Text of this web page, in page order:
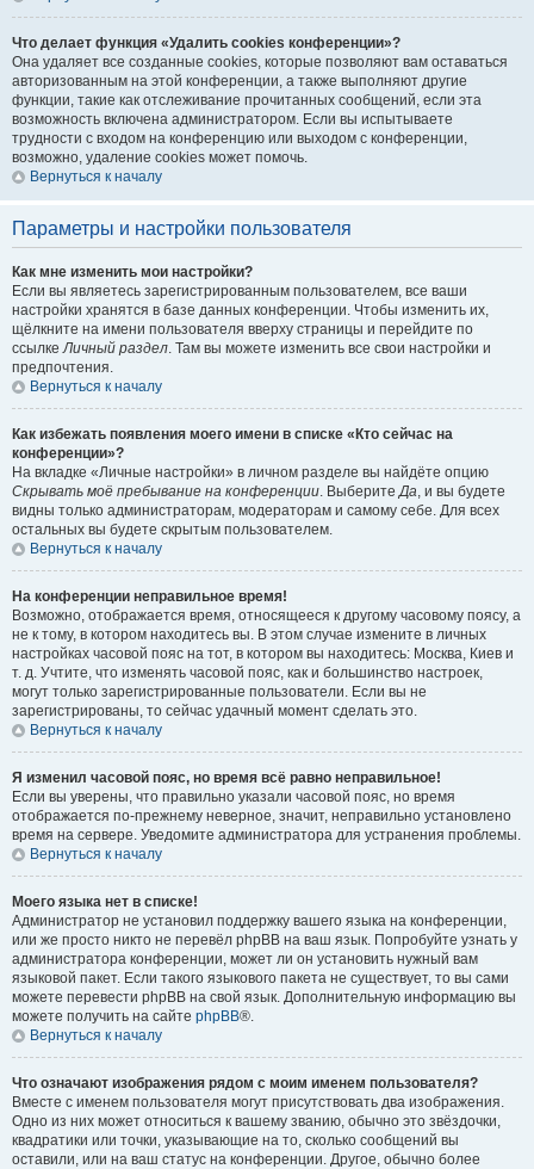
Что делает функция «Удалить cookies конференции»?
Она удаляет все созданные cookies, которые позволяют вам оставаться
авторизованным на этой конференции, а также выполняют другие
функции, такие как отслеживание прочитанных сообщений, если эта
возможность включена администратором. Если вы испытываете
трудности с входом на конференцию или выходом с конференции,
возможно, удаление cookies может помочь.
Вернуться к началу
Параметры и настройки пользователя
Как мне изменить мои настройки?
Если вы являетесь зарегистрированным пользователем, все ваши
настройки хранятся в базе данных конференции. Чтобы изменить их,
щёлкните на имени пользователя вверху страницы и перейдите по
ссылкеЛичный раздел. Там вы можете изменить все свои настройки и
предпочтения.
Вернуться к началу
Как избежать появления моего имени в списке «Кто сейчас на
конференции»?
На вкладке «Личные настройки» в личном разделе вы найдёте опцию
Скрывать моё пребывание на конференции. ВыберитеДа, и вы будете
видны только администраторам, модераторам и самому себе. Для всех
остальных вы будете скрытым пользователем.
Вернуться к началу
На конференции неправильное время!
Возможно, отображается время, относящееся к другому часовому поясу, а
не к тому, в котором находитесь вы. В этом случае измените в личных
настройках часовой пояс на тот, в котором вы находитесь: Москва, Киев и
т. д. Учтите, что изменять часовой пояс, как и большинство настроек,
могут только зарегистрированные пользователи. Если вы не
зарегистрированы, то сейчас удачный момент сделать это.
Вернуться к началу
Я изменил часовой пояс, но время всё равно неправильное!
Если вы уверены, что правильно указали часовой пояс, но время
отображается по-прежнему неверное, значит, неправильно установлено
время на сервере. Уведомите администратора для устранения проблемы.
Вернуться к началу
Моего языка нет в списке!
Администратор не установил поддержку вашего языка на конференции,
или же просто никто не перевёл phpBB на ваш язык. Попробуйте узнать у
администратора конференции, может ли он установить нужный вам
языковой пакет. Если такого языкового пакета не существует, то вы сами
можете перевести phpBB на свой язык. Дополнительную информацию вы
можете получить на сайте phpBB®.
Вернуться к началу
Что означают изображения рядом с моим именем пользователя?
Вместе с именем пользователя могут присутствовать два изображения.
Одно из них может относиться к вашему званию, обычно это звёздочки,
квадратики или точки, указывающие на то, сколько сообщений вы
оставили, или на ваш статус на конференции. Другое, обычно более